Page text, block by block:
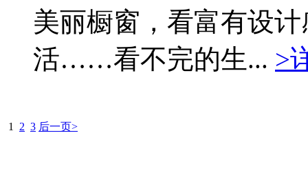
美丽橱窗，看富有设
活……看不完的生... >
1 2 3 后一页>